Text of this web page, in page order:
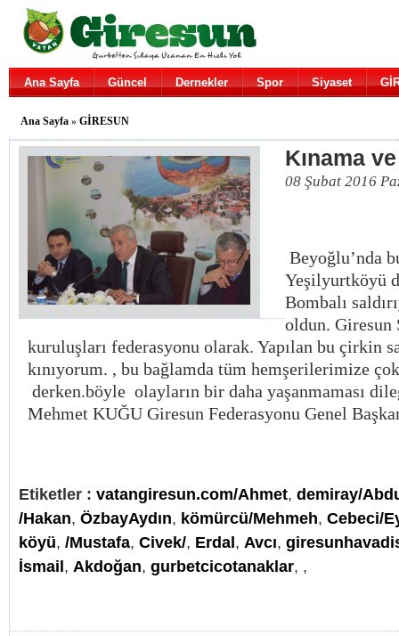
Ana Sayfa Güncel Dernekler Spor Siyaset
Ana Sayfa » GİRESUN
Kınama
08 Şubat 2016
Beyoğlu’nda
Yeşilyurtköyü
Bombalı
oldun.
kuruluşları federasyonu olarak. Yapılan bu çirkin
kınıyorum. , bu bağlamda tüm hemşerilerimize
derken.böyle olayların bir daha yaşanmaması
Mehmet KUĞU Giresun Federasyonu Genel
Etiketler : vatangiresun.com/Ahmet, demiray/
/Hakan, ÖzbayAydın, kömürcü/Mehmeh, Cebeci/
köyü, /Mustafa, Civek/, Erdal, Avcı,
İsmail, Akdoğan, gurbetcicotanaklar, ,